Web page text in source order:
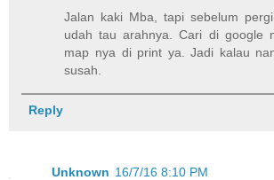
Jalan kaki Mba, tapi sebelum
udah tau arahnya. Cari di google
map nya di print ya. Jadi kalau
susah.
Reply
Unknown 16/7/16 8:10 PM